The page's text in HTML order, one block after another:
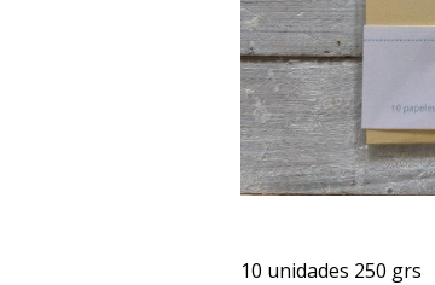
10 unidades 250 grs